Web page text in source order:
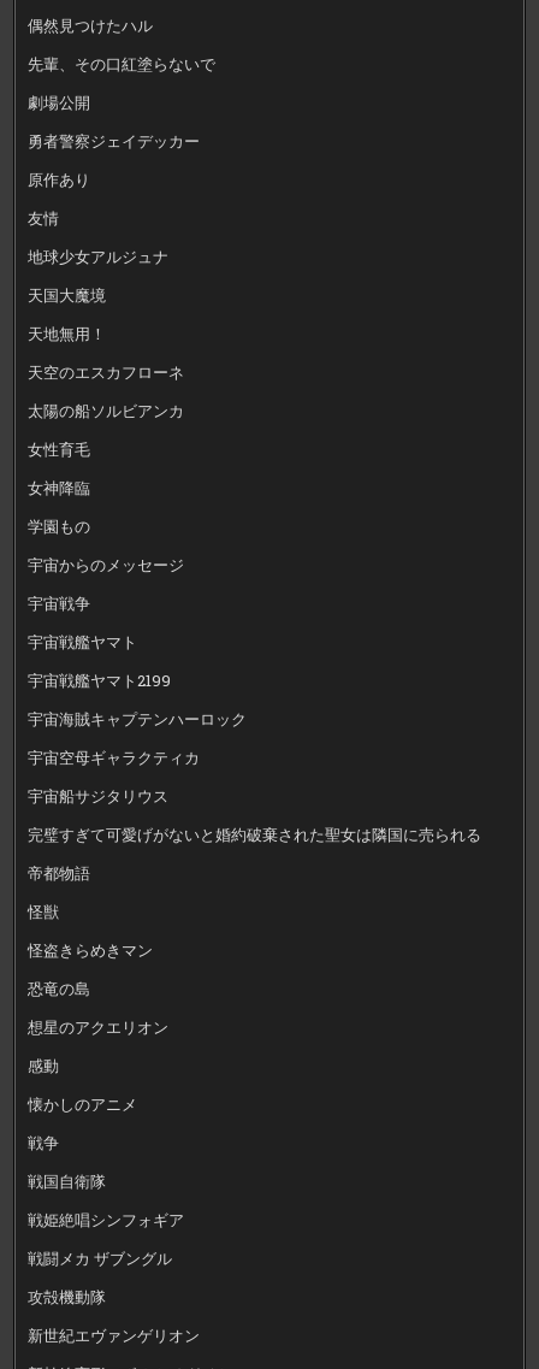
偶然見つけたハル
先輩、その口紅塗らないで
劇場公開
勇者警察ジェイデッカー
原作あり
友情
地球少女アルジュナ
天国大魔境
天地無用！
天空のエスカフローネ
太陽の船ソルビアンカ
女性育毛
女神降臨
学園もの
宇宙からのメッセージ
宇宙戦争
宇宙戦艦ヤマト
宇宙戦艦ヤマト2199
宇宙海賊キャプテンハーロック
宇宙空母ギャラクティカ
宇宙船サジタリウス
完璧すぎて可愛げがないと婚約破棄された聖女は隣国に売られる
帝都物語
怪獣
怪盗きらめきマン
恐竜の島
想星のアクエリオン
感動
懐かしのアニメ
戦争
戦国自衛隊
戦姫絶唱シンフォギア
戦闘メカ ザブングル
攻殻機動隊
新世紀エヴァンゲリオン